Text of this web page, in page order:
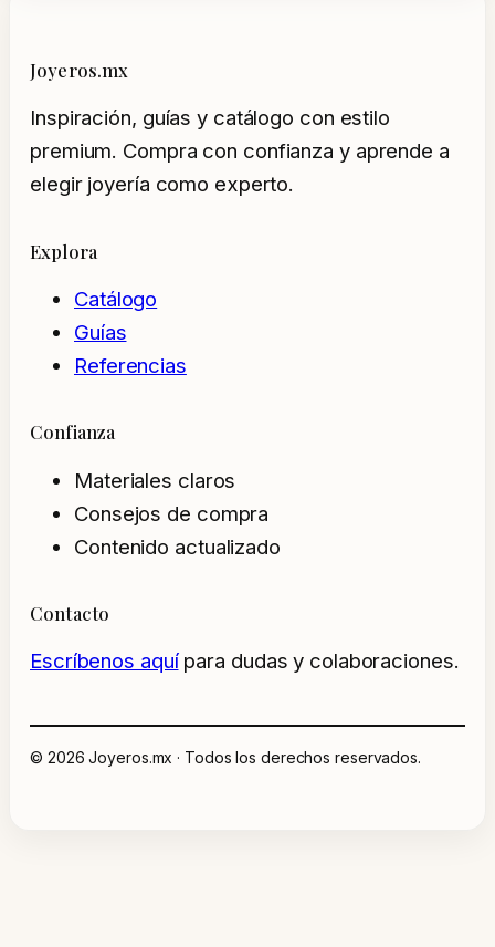
Joyeros.mx
Inspiración, guías y catálogo con estilo
premium. Compra con confianza y aprende a
elegir joyería como experto.
Explora
Catálogo
Guías
Referencias
Confianza
Materiales claros
Consejos de compra
Contenido actualizado
Contacto
Escríbenos aquípara dudas y colaboraciones.
© 2026 Joyeros.mx · Todos los derechos reservados.